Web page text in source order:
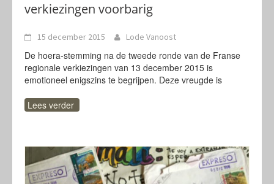
verkiezingen voorbarig
15 december 2015 Lode Vanoost
De hoera-stemming na de tweede ronde van de Franse
regionale verkiezingen van 13 december 2015 is
emotioneel enigszins te begrijpen. Deze vreugde is
Lees verder